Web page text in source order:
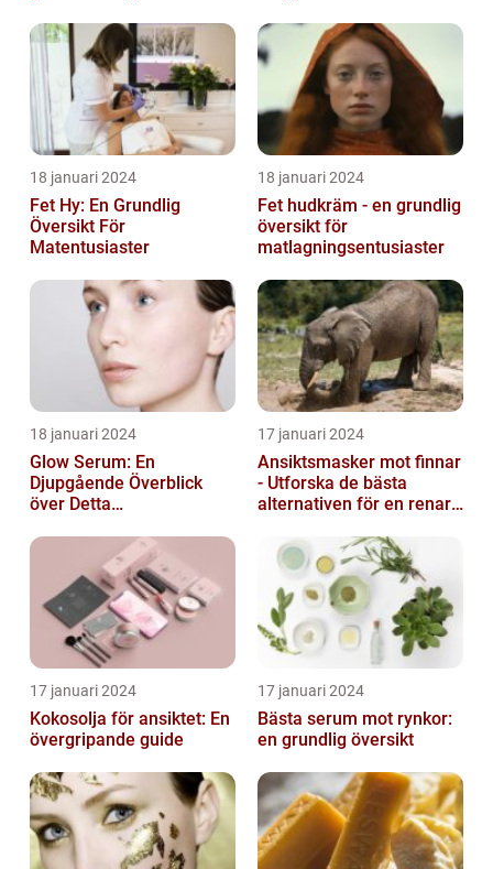
18 januari 2024
Fet Hy: En Grundlig
Översikt För
Matentusiaster
18 januari 2024
Fet hudkräm - en grundlig
översikt för
matlagningsentusiaster
18 januari 2024
Glow Serum: En
Djupgående Överblick
över Detta
17 januari 2024
Ansiktsmasker mot finnar
- Utforska de bästa
alternativen för en renare
17 januari 2024
Kokosolja för ansiktet: En
övergripande guide
17 januari 2024
Bästa serum mot rynkor:
en grundlig översikt